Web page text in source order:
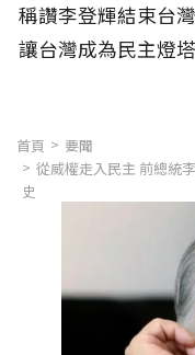
稱讚李登輝結束台
讓台灣成為民主燈
首頁
要聞
從威權走入民主 前總統
史